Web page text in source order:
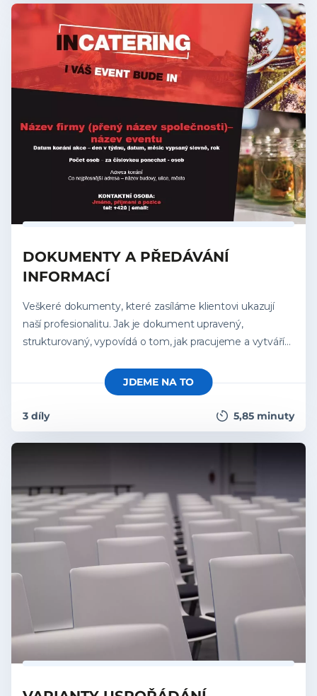
se používá název Event. Event znamená v překladu z
angličtiny „událost, akce“. Může být společenská, nebo
např. sportovní.
DOKUMENTY A PŘEDÁVÁNÍ
INFORMACÍ
Veškeré dokumenty, které zasíláme klientovi ukazují
naší profesionalitu. Jak je dokument upravený,
strukturovaný, vypovídá o tom, jak pracujeme a vytváří
JDEME NA TO
3 díly 5,85 minuty